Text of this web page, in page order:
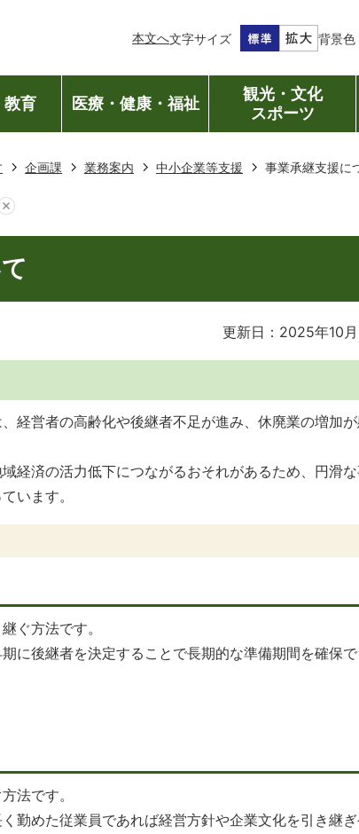
本文へ文字サイズ 背景色
教育 医療・健康・福祉
観光・文化
スポーツ
企画課 業務案内 中小企業等支援 事業承継支援に
更新日：2025年10月
経営者の高齢化や後継者不足が進み、休廃業の増加
経済の活力低下につながるおそれがあるため、円滑
います。
ぐ方法です。
に後継者を決定することで長期的な準備期間を確保で
法です。
勤めた従業員であれば経営方針や企業文化を引き継